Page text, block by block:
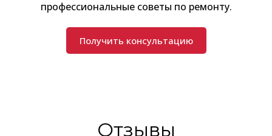
профессиональные советы по ремонту.
Получить консультацию
Отзывы